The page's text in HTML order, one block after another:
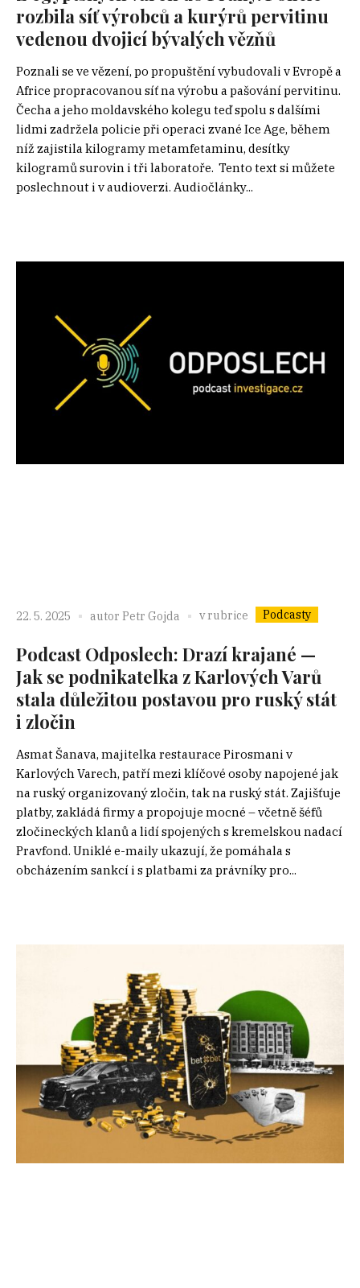
rozbila síť výrobců a kurýrů pervitinu
vedenou dvojicí bývalých vězňů
Poznali se ve vězení, po propuštění vybudovali v Evropě a
Africe propracovanou síť na výrobu a pašování pervitinu.
Čecha a jeho moldavského kolegu teď spolu s dalšími
lidmi zadržela policie při operaci zvané Ice Age, během
níž zajistila kilogramy metamfetaminu, desítky
kilogramů surovin i tři laboratoře. Tento text si můžete
poslechnout i v audioverzi. Audiočlánky...
22. 5. 2025 autor Petr Gojda v rubrice Podcasty
Podcast Odposlech: Drazí krajané —
Jak se podnikatelka z Karlových Varů
stala důležitou postavou pro ruský stát
i zločin
Asmat Šanava, majitelka restaurace Pirosmani v
Karlových Varech, patří mezi klíčové osoby napojené jak
na ruský organizovaný zločin, tak na ruský stát. Zajišťuje
platby, zakládá firmy a propojuje mocné – včetně šéfů
zločineckých klanů a lidí spojených s kremelskou nadací
Pravfond. Uniklé e-maily ukazují, že pomáhala s
obcházením sankcí i s platbami za právníky pro...